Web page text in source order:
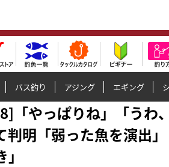
バス釣り アジング エギング
「やっぱりね」「うわ
判明「弱った魚を演出